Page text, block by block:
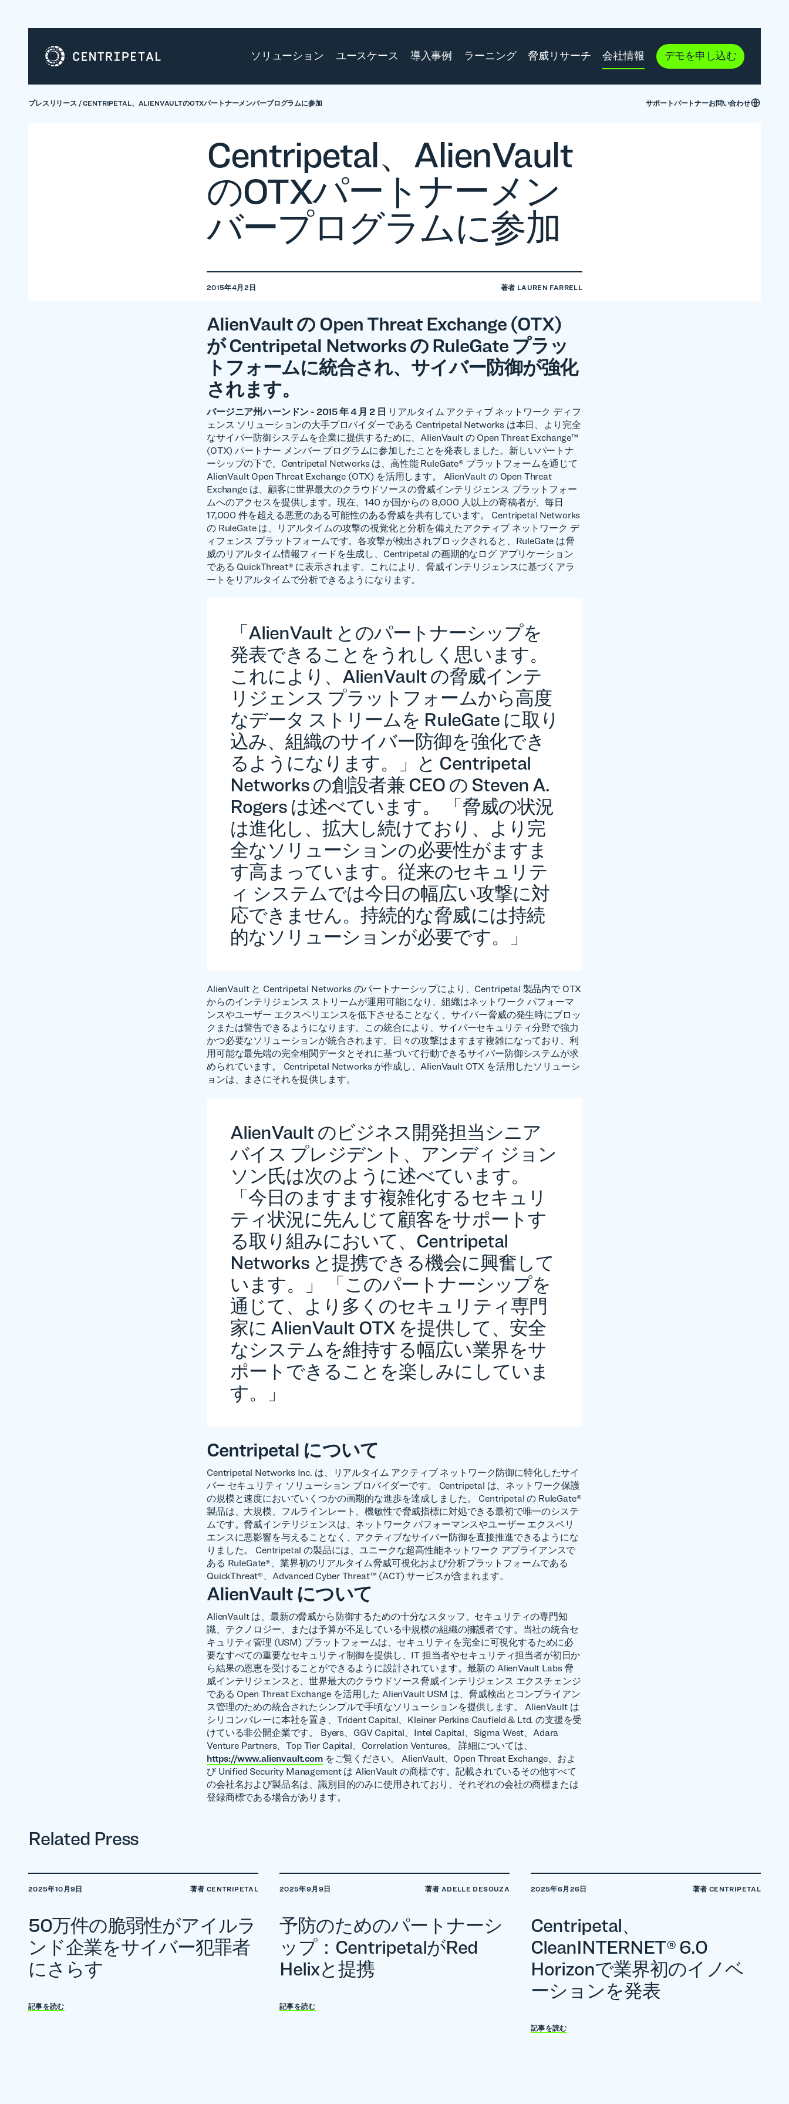
ソリューション ユースケース 導入事例 ラーニング 脅威リサーチ 会社情報 デモを申し込む
プレスリリース /CENTRIPETAL、ALIENVAULTのOTXパートナーメンバープログラムに参加 サポートパートナーお問い合わせ
Centripetal、AlienVault
のOTXパートナーメン
バープログラムに参加
2015年4月2日 著者 LAUREN FARRELL
AlienVault の Open Threat Exchange (OTX)
が Centripetal Networks の RuleGate プラッ
トフォームに統合され、サイバー防御が強化
されます。
バージニア州ハーンドン - 2015 年 4 月 2 日 リアルタイム アクティブ ネットワーク ディフ
ェンス ソリューションの大手プロバイダーである Centripetal Networks は本日、より完全
なサイバー防御システムを企業に提供するために、AlienVault の Open Threat Exchange™
(OTX) パートナー メンバー プログラムに参加したことを発表しました。新しいパートナ
ーシップの下で、Centripetal Networks は、高性能 RuleGate® プラットフォームを通じて
AlienVault Open Threat Exchange (OTX) を活用します。 AlienVault の Open Threat
Exchange は、顧客に世界最大のクラウドソースの脅威インテリジェンス プラットフォー
ムへのアクセスを提供します。現在、140 か国からの 8,000 人以上の寄稿者が、毎日
17,000 件を超える悪意のある可能性のある脅威を共有しています。 Centripetal Networks
の RuleGate は、リアルタイムの攻撃の視覚化と分析を備えたアクティブ ネットワーク デ
ィフェンス プラットフォームです。各攻撃が検出されブロックされると、RuleGate は脅
威のリアルタイム情報フィードを生成し、Centripetal の画期的なログ アプリケーション
である QuickThreat® に表示されます。これにより、脅威インテリジェンスに基づくアラ
ートをリアルタイムで分析できるようになります。
「AlienVault とのパートナーシップを
発表できることをうれしく思います。
これにより、AlienVault の脅威インテ
リジェンス プラットフォームから高度
なデータ ストリームを RuleGate に取り
込み、組織のサイバー防御を強化でき
るようになります。」と Centripetal
Networks の創設者兼 CEO の Steven A.
Rogers は述べています。 「脅威の状況
は進化し、拡大し続けており、より完
全なソリューションの必要性がますま
す高まっています。従来のセキュリテ
ィ システムでは今日の幅広い攻撃に対
応できません。持続的な脅威には持続
的なソリューションが必要です。」
AlienVault と Centripetal Networks のパートナーシップにより、Centripetal 製品内で OTX
からのインテリジェンス ストリームが運用可能になり、組織はネットワーク パフォーマ
ンスやユーザー エクスペリエンスを低下させることなく、サイバー脅威の発生時にブロッ
クまたは警告できるようになります。この統合により、サイバーセキュリティ分野で強力
かつ必要なソリューションが統合されます。日々の攻撃はますます複雑になっており、利
用可能な最先端の完全相関データとそれに基づいて行動できるサイバー防御システムが求
められています。 Centripetal Networks が作成し、AlienVault OTX を活用したソリューシ
ョンは、まさにそれを提供します。
AlienVault のビジネス開発担当シニア
バイス プレジデント、アンディ ジョン
ソン氏は次のように述べています。
「今日のますます複雑化するセキュリ
ティ状況に先んじて顧客をサポートす
る取り組みにおいて、Centripetal
Networks と提携できる機会に興奮して
います。」 「このパートナーシップを
通じて、より多くのセキュリティ専門
家に AlienVault OTX を提供して、安全
なシステムを維持する幅広い業界をサ
ポートできることを楽しみにしていま
す。」
Centripetal について
Centripetal Networks Inc. は、リアルタイム アクティブ ネットワーク防御に特化したサイ
バー セキュリティ ソリューション プロバイダーです。 Centripetal は、ネットワーク保護
の規模と速度においていくつかの画期的な進歩を達成しました。 Centripetal の RuleGate®
製品は、大規模、フルラインレート、機敏性で脅威指標に対処できる最初で唯一のシステ
ムです。脅威インテリジェンスは、ネットワーク パフォーマンスやユーザー エクスペリ
エンスに悪影響を与えることなく、アクティブなサイバー防御を直接推進できるようにな
りました。 Centripetal の製品には、ユニークな超高性能ネットワーク アプライアンスで
ある RuleGate®、業界初のリアルタイム脅威可視化および分析プラットフォームである
QuickThreat®、Advanced Cyber Threat™ (ACT) サービスが含まれます。
AlienVault について
AlienVault は、最新の脅威から防御するための十分なスタッフ、セキュリティの専門知
識、テクノロジー、または予算が不足している中規模の組織の擁護者です。当社の統合セ
キュリティ管理 (USM) プラットフォームは、セキュリティを完全に可視化するために必
要なすべての重要なセキュリティ制御を提供し、IT 担当者やセキュリティ担当者が初日か
ら結果の恩恵を受けることができるように設計されています。最新の AlienVault Labs 脅
威インテリジェンスと、世界最大のクラウドソース脅威インテリジェンス エクスチェンジ
である Open Threat Exchange を活用した AlienVault USM は、脅威検出とコンプライアン
ス管理のための統合されたシンプルで手頃なソリューションを提供します。 AlienVault は
シリコンバレーに本社を置き、Trident Capital、Kleiner Perkins Caufield & Ltd. の支援を受
けている非公開企業です。 Byers、GGV Capital、Intel Capital、Sigma West、Adara
Venture Partners、Top Tier Capital、Correlation Ventures。 詳細については、
https://www.alienvault.comをご覧ください。 AlienVault、Open Threat Exchange、およ
び Unified Security Management は AlienVault の商標です。記載されているその他すべて
の会社名および製品名は、識別目的のみに使用されており、それぞれの会社の商標または
登録商標である場合があります。
Related Press
2025年10月9日 著者 CENTRIPETAL
50万件の脆弱性がアイルラ
ンド企業をサイバー犯罪者
にさらす
記事を読む
2025年9月9日 著者 ADELLE DESOUZA
予防のためのパートナーシ
ップ：CentripetalがRed
Helixと提携
記事を読む
2025年6月26日 著者 CENTRIPETAL
Centripetal、
CleanINTERNET® 6.0
Horizonで業界初のイノベ
ーションを発表
記事を読む